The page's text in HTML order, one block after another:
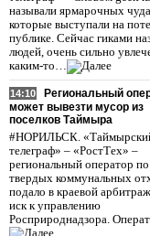
называли ярмарочных
которые выступали на
публике. Сейчас гиками
людей, очень сильно
каким-то…
14:10
Региональный
может вывезти мусор из
поселков Таймыра
#НОРИЛЬСК.
телеграф» – «РостТех» –
региональный оператор
твердых коммунальных
подало в краевой
иск к управлению
Росприроднадзора.